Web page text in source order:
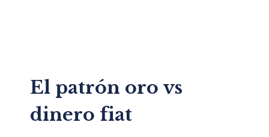
El patrón oro vs
dinero fiat